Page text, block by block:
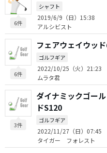
6件
シャフト
2019/6/9（日）15:38
アルシビスト
6件
フェアウェイウッ
ゴルフギア
2022/10/25（火）21:23
ムラタ君
3件
ダイナミックゴー
ドS120
ゴルフギア
2022/11/27（日）07:45
タイガー フォレスト